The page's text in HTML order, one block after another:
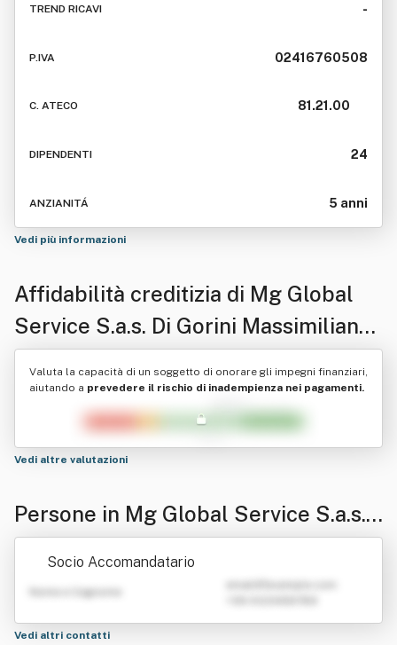
TREND RICAVI -
P.IVA 02416760508
C. ATECO 81.21.00
DIPENDENTI 24
ANZIANITÁ 5 anni
Vedi più informazioni
Affidabilità creditizia di Mg Global
Service S.a.s. Di Gorini Massimiliano
& C.
Valuta la capacità di un soggetto di onorare gli impegni finanziari,
aiutando a prevedere il rischio di inadempienza nei pagamenti.
Vedi altre valutazioni
Persone in Mg Global Service S.a.s.
Di Gorini Massimiliano & C.
Socio Accomandatario
Nome e Cognome
Vedi altri contatti